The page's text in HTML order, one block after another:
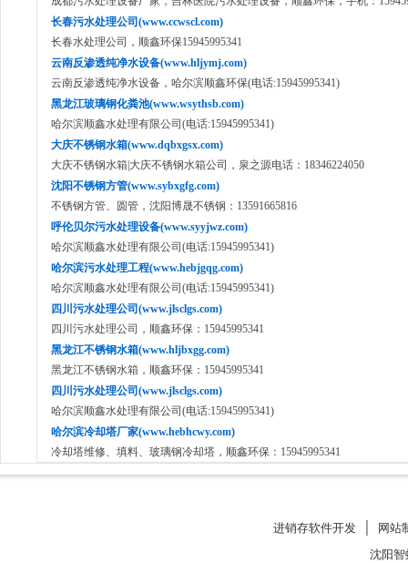
长春污水处理公司(www.ccwscl.com)
长春水处理公司，顺鑫环保15945995341
云南反渗透纯净水设备(www.hljymj.com)
云南反渗透纯净水设备，哈尔滨顺鑫环保(电话:15945995341)
黑龙江玻璃钢化粪池(www.wsythsb.com)
哈尔滨顺鑫水处理有限公司(电话:15945995341)
大庆不锈钢水箱(www.dqbxgsx.com)
大庆不锈钢水箱|大庆不锈钢水箱公司，泉之源电话：18346224050
沈阳不锈钢方管(www.sybxgfg.com)
不锈钢方管、圆管，沈阳博晟不锈钢：13591665816
呼伦贝尔污水处理设备(www.syyjwz.com)
哈尔滨顺鑫水处理有限公司(电话:15945995341)
哈尔滨污水处理工程(www.hebjgqg.com)
哈尔滨顺鑫水处理有限公司(电话:15945995341)
四川污水处理公司(www.jlsclgs.com)
四川污水处理公司，顺鑫环保：15945995341
黑龙江不锈钢水箱(www.hljbxgg.com)
黑龙江不锈钢水箱，顺鑫环保：15945995341
四川污水处理公司(www.jlsclgs.com)
哈尔滨顺鑫水处理有限公司(电话:15945995341)
哈尔滨冷却塔厂家(www.hebhcwy.com)
冷却塔维修、填料、玻璃钢冷却塔，顺鑫环保：15945995341
进销存软件开发│
网站
沈阳